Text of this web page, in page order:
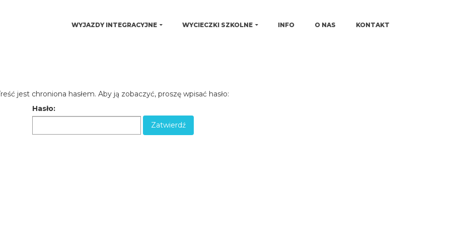
WYJAZDY INTEGRACYJNE WYCIECZKI SZKOLNE INFO O NAS KONTAKT
jest chroniona hasłem. Aby ją zobaczyć, proszę wpisać hasło:
Hasło: